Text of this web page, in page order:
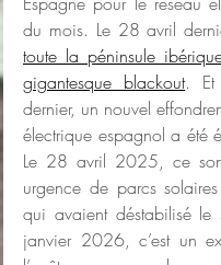
du mois. Le 28 avril
toute la péninsule
gigantesque blackout. Et
dernier, un nouvel
électrique espagnol a été
Le 28 avril 2025, ce
urgence de parcs
qui avaient déstabilisé le
janvier 2026, c’est un